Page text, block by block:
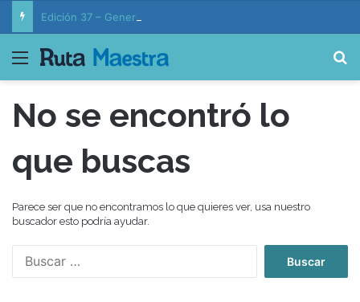
Menú
No se encontró lo
que buscas
Parece ser que no encontramos lo que quieres ver, usa nuestro
buscador esto podría ayudar.